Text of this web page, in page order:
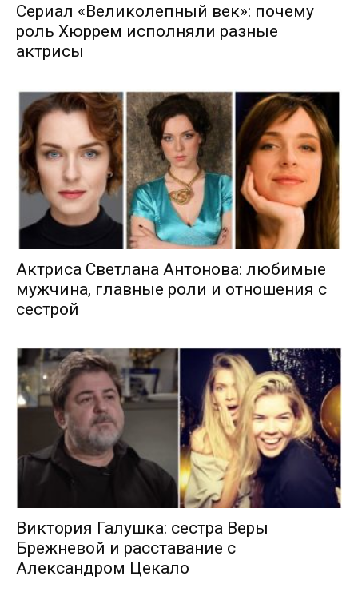
Сериал «Великолепный век»: почему
роль Хюррем исполняли разные
актрисы
Актриса Светлана Антонова: любимые
мужчина, главные роли и отношения с
сестрой
Виктория Галушка: сестра Веры
Брежневой и расставание с
Александром Цекало